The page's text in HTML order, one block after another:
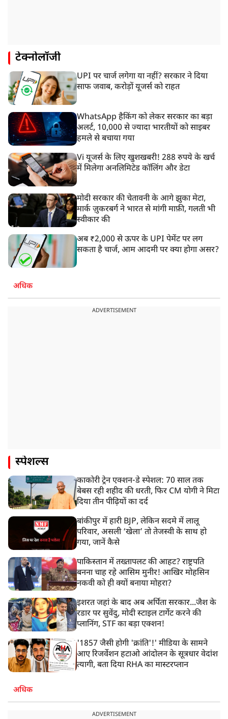
टेक्नोलॉजी
UPI पर चार्ज लगेगा या नहीं? सरकार ने दिया
साफ जवाब, करोड़ों यूजर्स को राहत
WhatsApp हैकिंग को लेकर सरकार का बड़ा
अलर्ट, 10,000 से ज्यादा भारतीयों को साइबर
हमले से बचाया गया
Vi यूजर्स के लिए खुशखबरी! 288 रुपये के खर्च
में मिलेगा अनलिमिटेड कॉलिंग और डेटा
मोदी सरकार की चेतावनी के आगे झुका मेटा,
मार्क ज़ुकरबर्ग ने भारत से मांगी माफ़ी, गलती भी
स्वीकार की
अब ₹2,000 से ऊपर के UPI पेमेंट पर लग
सकता है चार्ज, आम आदमी पर क्या होगा असर?
अधिक
ADVERTISEMENT
स्पेशल्स
काकोरी ट्रेन एक्शन-डे स्पेशल: 70 साल तक
बेबस रही शहीद की धरती, फिर CM योगी ने मिटा
दिया तीन पीढ़ियों का दर्द
बांकीपुर में हारी BJP, लेकिन सदमे में लालू
परिवार, असली ‘खेला’ तो तेजस्वी के साथ हो
गया, जानें कैसे
पाकिस्तान में तख्तापलट की आहट? राष्ट्रपति
बनना चाह रहे आसिम मुनीर! आखिर मोहसिन
नकवी को ही क्यों बनाया मोहरा?
इशरत जहां के बाद अब अर्पिता सरकार...जैश के
रडार पर सुवेंदु, मोदी स्टाइल टार्गेट करने की
प्लानिंग, STF का बड़ा एक्शन!
'1857 जैसी होगी 'क्रांति'!' मीडिया के सामने
आए रिजर्वेशन हटाओ आंदोलन के सूत्रधार वेदांश
त्यागी, बता दिया RHA का मास्टरप्लान
अधिक
ADVERTISEMENT